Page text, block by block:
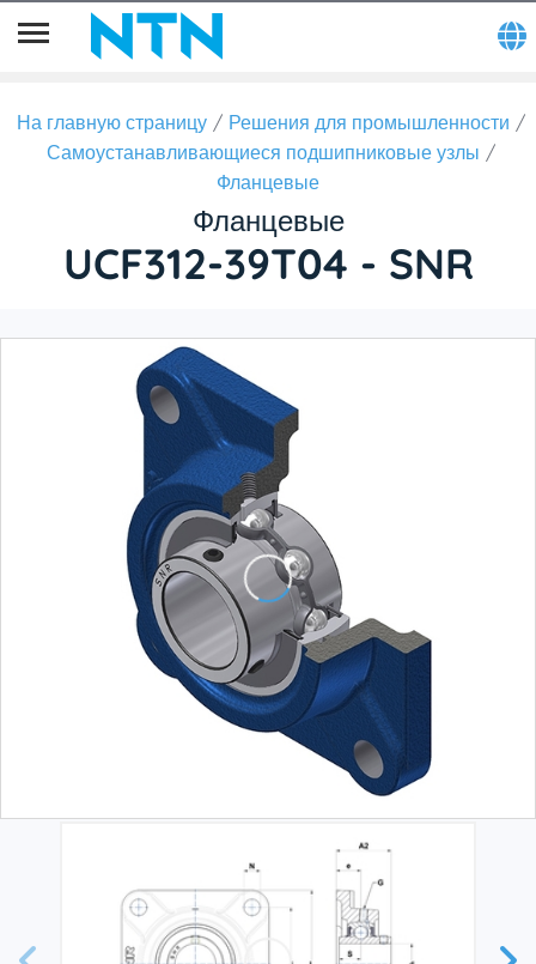
На главную страницу
Решения для промышленности
Самоустанавливающиеся подшипниковые узлы
Фланцевые
Фланцевые
UCF312-39T04 - SNR